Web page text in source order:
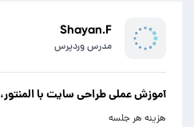
Shayan.F
مدرس وردپرس
آموزش عملی طراحی سایت با المنتور، ACF، WooCommerce و ...
هزینه هر جلسه